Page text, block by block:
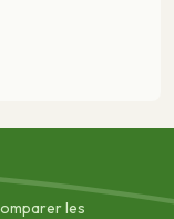
les